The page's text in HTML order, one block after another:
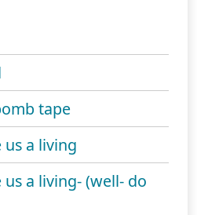
tape
us a living
a living- (well- do